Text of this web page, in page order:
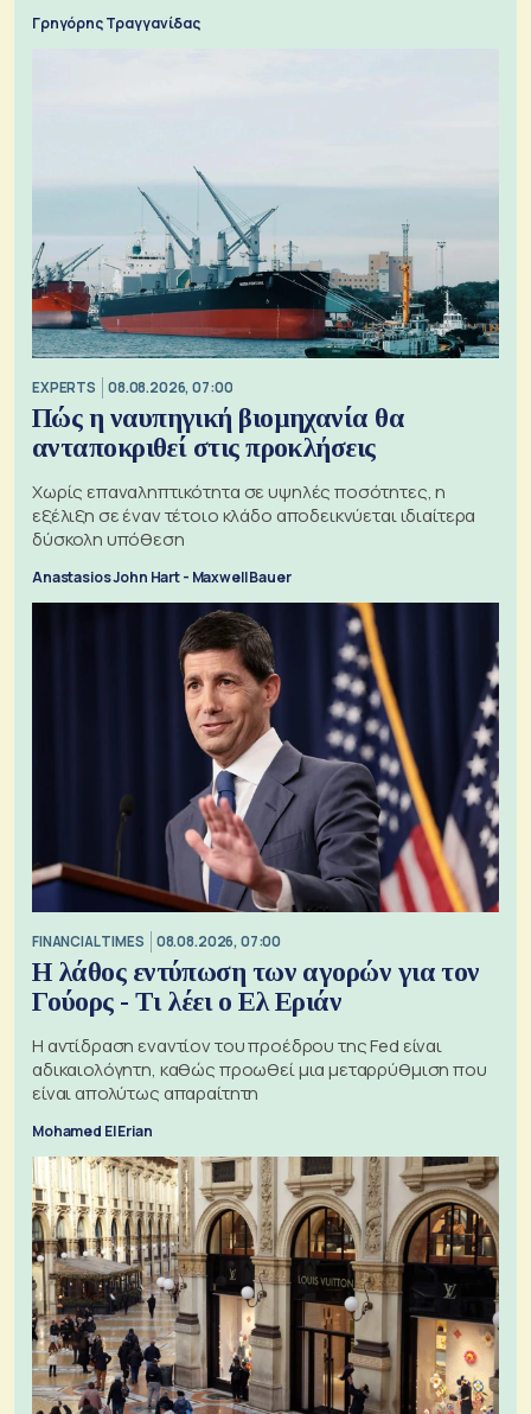
Γρηγόρης Τραγγανίδας
EXPERTS 08.08.2026, 07:00
Πώς η ναυπηγική βιομηχανία θα
ανταποκριθεί στις προκλήσεις
Χωρίς επαναληπτικότητα σε υψηλές ποσότητες, η
εξέλιξη σε έναν τέτοιο κλάδο αποδεικνύεται ιδιαίτερα
δύσκολη υπόθεση
Anastasios John Hart - Maxwell Bauer
FINANCIAL TIMES 08.08.2026, 07:00
Η λάθος εντύπωση των αγορών για τον
Γούορς - Τι λέει ο Ελ Εριάν
Η αντίδραση εναντίον του προέδρου της Fed είναι
αδικαιολόγητη, καθώς προωθεί μια μεταρρύθμιση που
είναι απολύτως απαραίτητη
Mohamed El Erian